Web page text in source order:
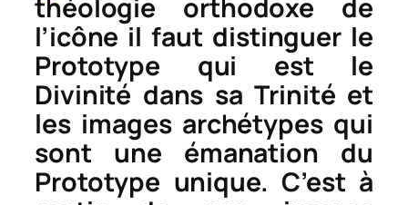
théologie orthodoxe de
l’icône il faut distinguer le
Prototype qui est le
Divinité dans sa Trinité et
les images archétypes qui
sont une émanation du
Prototype unique. C’est à